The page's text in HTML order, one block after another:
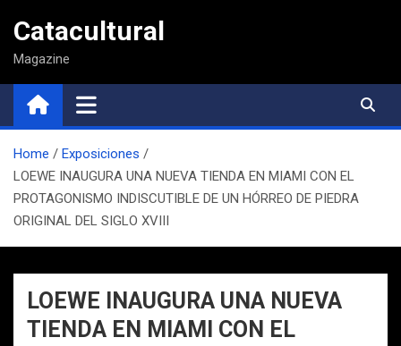
contenido
Catacultural
Magazine
Home
Exposiciones
LOEWE INAUGURA UNA NUEVA TIENDA EN MIAMI CON EL
PROTAGONISMO INDISCUTIBLE DE UN HÓRREO DE PIEDRA
ORIGINAL DEL SIGLO XVIII
LOEWE INAUGURA UNA NUEVA
TIENDA EN MIAMI CON EL